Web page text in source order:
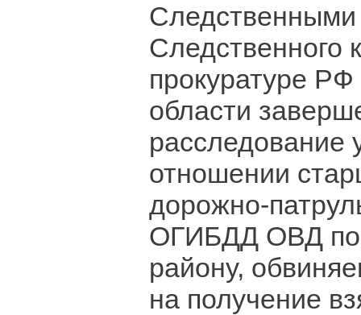
Следственными
Следственного
прокуратуре
области
расследование
отношении
дорожно-
ОГИБДД ОВД по
району,
на получение